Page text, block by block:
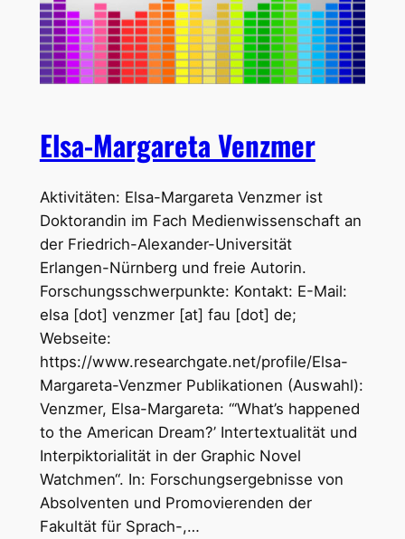
Elsa-Margareta Venzmer
Aktivitäten: Elsa-Margareta Venzmer ist
Doktorandin im Fach Medienwissenschaft an
der Friedrich-Alexander-Universität
Erlangen-Nürnberg und freie Autorin.
Forschungsschwerpunkte: Kontakt: E-Mail:
elsa [dot] venzmer [at] fau [dot] de;
Webseite:
https://www.researchgate.net/profile/Elsa-
Margareta-Venzmer Publikationen (Auswahl):
Venzmer, Elsa-Margareta: “‘What’s happened
to the American Dream?’ Intertextualität und
Interpiktorialität in der Graphic Novel
Watchmen“. In: Forschungsergebnisse von
Absolventen und Promovierenden der
Fakultät für Sprach-,…